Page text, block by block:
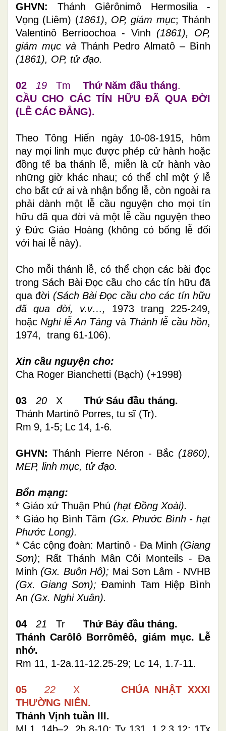
GHVN: Thánh Giêrônimô Hermosilia -
Vọng (Liêm) (1861), OP, giám mục; Thánh
Valentinô Berrioochoa - Vinh (1861), OP,
giám mục và Thánh Pedro Almatô – Bình
(1861), OP, tử đạo.
02 19 Tm Thứ Năm đầu tháng.
CẦU CHO CÁC TÍN HỮU ĐÃ QUA ĐỜI
(LỄ CÁC ĐẲNG).
Theo Tông Hiến ngày 10-08-1915, hôm
nay mọi linh mục được phép cử hành hoặc
đồng tế ba thánh lễ, miễn là cử hành vào
những giờ khác nhau; có thể chỉ một ý lễ
cho bất cứ ai và nhận bổng lễ, còn ngoài ra
phải dành một lễ cầu nguyện cho mọi tín
hữu đã qua đời và một lễ cầu nguyện theo
ý Đức Giáo Hoàng (không có bổng lễ đối
với hai lễ này).
Cho mỗi thánh lễ, có thể chọn các bài đọc
trong Sách Bài Đọc cầu cho các tín hữu đã
qua đời (Sách Bài Đọc cầu cho các tín hữu
đã qua đời, v.v…, 1973 trang 225-249,
hoặcNghi lễ An Táng và Thánh lễ cầu hồn,
1974, trang 61-106).
Xin cầu nguyện cho:
Cha Roger Bianchetti (Bạch) (+1998)
03 20 X Thứ Sáu đầu tháng.
Thánh Martinô Porres, tu sĩ (Tr).
Rm 9, 1-5; Lc 14, 1-6.
GHVN: Thánh Pierre Néron - Bắc (1860),
MEP, linh mục, tử đạo.
Bổn mạng:
* Giáo xứ Thuận Phú (hạt Đồng Xoài).
* Giáo họ Bình Tâm (Gx. Phước Bình - hạt
Phước Long).
* Các cộng đoàn: Martinô - Đa Minh (Giang
Sơn);
Rất Thánh Mân Côi Monteils - Đa
Minh (Gx. Buôn Hô); Mai Sơn Lâm - NVHB
(Gx. Giang Sơn); Đaminh Tam Hiệp Bình
An (Gx. Nghi Xuân).
04 21 Tr Thứ Bảy đầu tháng.
Thánh Carôlô Borrômêô, giám mục. Lễ
nhớ.
Rm 11, 1-2a.11-12.25-29; Lc 14, 1.7-11.
05 22 X CHÚA NHẬT XXXI
THƯỜNG NIÊN.
Thánh Vịnh tuần III.
Ml 1, 14b–2, 2b.8-10; Tv 131, 1.2.3.12; 1Tx